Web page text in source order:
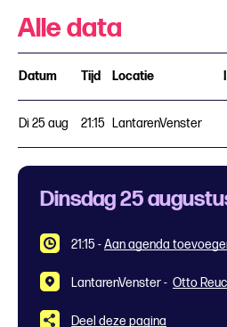
Alle data
Datum Tijd Locatie
Di 25 aug 21:15 LantarenVenster
Dinsdag 25
21:15 -Aan agenda
LantarenVenster - Otto
Deel deze pagina